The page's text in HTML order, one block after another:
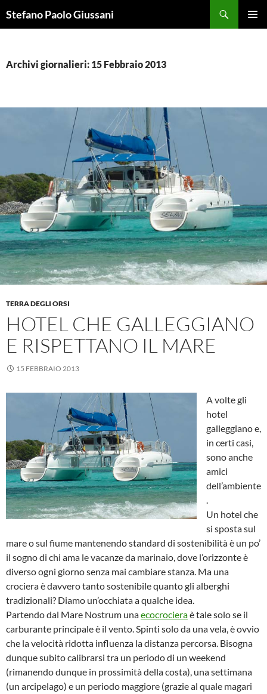
alStefano Paolo Giussani
Archivi giornalieri: 15 Febbraio 2013
TERRA DEGLI ORSI
HOTEL CHE GALLEGGIANO
E RISPETTANO IL MARE
15 FEBBRAIO 2013
A volte gli
hotel
galleggiano e,
in certi casi,
sono anche
amici
dell’ambiente
.
Un hotel che
si sposta sul
mare o sul fiume mantenendo standard di sostenibilità è un po’
il sogno di chi ama le vacanze da marinaio, dove l’orizzonte è
diverso ogni giorno senza mai cambiare stanza. Ma una
crociera è davvero tanto sostenibile quanto gli alberghi
tradizionali? Diamo un’occhiata a qualche idea.
Partendo dal Mare Nostrum unaecocrocieraè tale solo se il
carburante principale è il vento. Spinti solo da una vela, è ovvio
che la velocità ridotta influenza la distanza percorsa. Bisogna
dunque subito calibrarsi tra un periodo di un weekend
(rimanendo dunque in prossimità della costa), una settimana
(un arcipelago) e un periodo maggiore (grazie al quale magari